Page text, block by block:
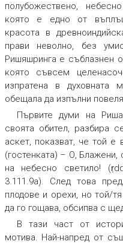
полубожествено,
която е едно от
красота в
прави неволно, без
Ришяшринга е съблазнен
която съвсем
изпратена в
обещала да изпълни
Първите думи на
своята обител, разбира
аскет, показват, че той е
(гостенката) – О,
на небесно светило!
3.111.9а). След това
плодове и орехи, но той/
да го гощава, обсипва с
В тази част от
мотива. Най-напред от